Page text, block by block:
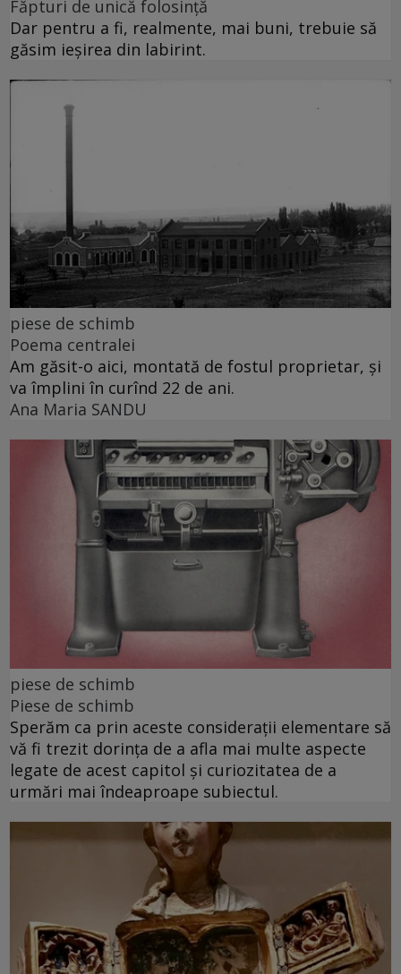
Făpturi de unică folosință
Dar pentru a fi, realmente, mai buni, trebuie să
găsim ieșirea din labirint.
piese de schimb
Poema centralei
Am găsit-o aici, montată de fostul proprietar, și
va împlini în curînd 22 de ani.
Ana Maria SANDU
piese de schimb
Piese de schimb
Sperăm ca prin aceste considerații elementare să
vă fi trezit dorința de a afla mai multe aspecte
legate de acest capitol și curiozitatea de a
urmări mai îndeaproape subiectul.